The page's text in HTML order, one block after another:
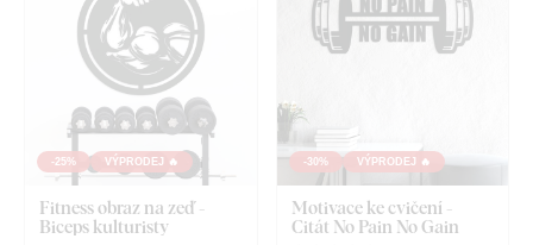
-25% VÝPRODEJ 🔥
Fitness obraz na zeď -
Biceps kulturisty
-30% VÝPRODEJ 🔥
Motivace ke cvičení -
Citát No Pain No Gain